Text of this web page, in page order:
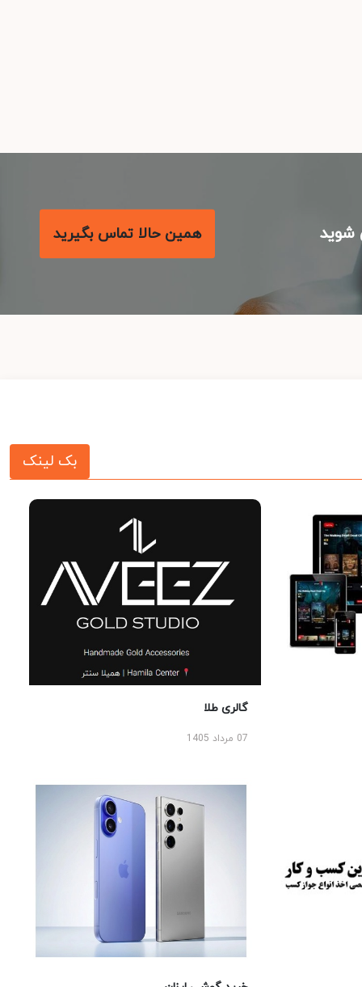
همین حالا تماس بگیرید
بک لینک
گالری طلا
07 مرداد 1405